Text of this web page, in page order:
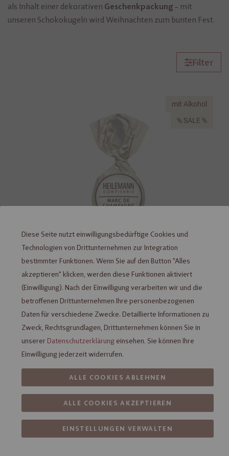
als Inhalt einer dekorativen Geschenkpackung – mit
unseren Schokokugeln wird Weihnachten zum bunten Fest.
Filter
mit Alkohol
% SALE %
Heilemann Marc de Champagne-
Trüffel Praliné-Kugel, 15 g
Nicht verfügbar
Diese Seite nutzt einwilligungsbedürftige Cookies und
Technologien von Drittunternehmen zur Integration
bestimmter Funktionen. Wenn Sie auf den Button "Alles
akzeptieren" klicken, werden diese Funktionen aktiviert
(Einwilligung). Nach der Einwilligung verarbeiten wir und die
betroffenen Drittunternehmen Ihre personenbezogenen
Daten für verschiedene Zwecke. Detaillierte Informationen zu
Zweck, Rechtsgrundlagen, Drittunternehmen können Sie in
unserer Datenschutzerklärung einsehen. Sie können Ihre
Einwilligung jederzeit widerrufen.
EINSTELLUNGEN VERWALTEN
ALLE COOKIES AKZEPTIEREN
ALLE COOKIES ABLEHNEN